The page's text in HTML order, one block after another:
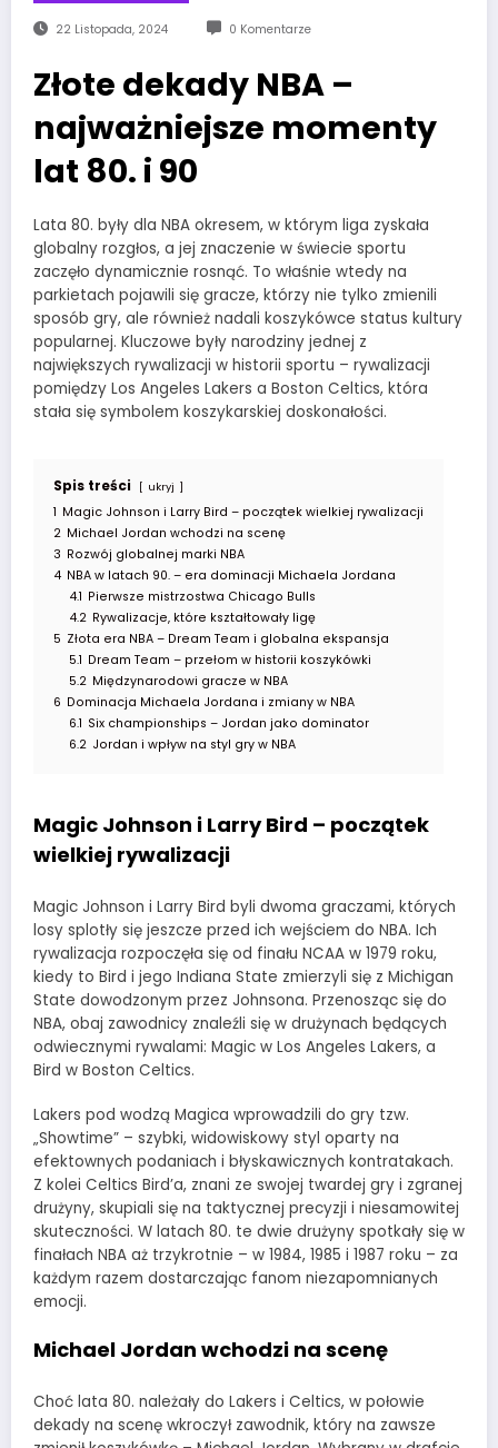
22 Listopada, 2024 0 Komentarze
Złote dekady NBA –
najważniejsze momenty
lat 80. i 90
Lata 80. były dla NBA okresem, w którym liga zyskała
globalny rozgłos, a jej znaczenie w świecie sportu
zaczęło dynamicznie rosnąć. To właśnie wtedy na
parkietach pojawili się gracze, którzy nie tylko zmienili
sposób gry, ale również nadali koszykówce status kultury
popularnej. Kluczowe były narodziny jednej z
największych rywalizacji w historii sportu – rywalizacji
pomiędzy Los Angeles Lakers a Boston Celtics, która
stała się symbolem koszykarskiej doskonałości.
Spis treści ukryj
1 Magic Johnson i Larry Bird – początek wielkiej rywalizacji
2 Michael Jordan wchodzi na scenę
3 Rozwój globalnej marki NBA
4 NBA w latach 90. – era dominacji Michaela Jordana
4.1 Pierwsze mistrzostwa Chicago Bulls
4.2 Rywalizacje, które kształtowały ligę
5 Złota era NBA – Dream Team i globalna ekspansja
5.1 Dream Team – przełom w historii koszykówki
5.2 Międzynarodowi gracze w NBA
6 Dominacja Michaela Jordana i zmiany w NBA
6.1 Six championships – Jordan jako dominator
6.2 Jordan i wpływ na styl gry w NBA
Magic Johnson i Larry Bird – początek
wielkiej rywalizacji
Magic Johnson i Larry Bird byli dwoma graczami, których
losy splotły się jeszcze przed ich wejściem do NBA. Ich
rywalizacja rozpoczęła się od finału NCAA w 1979 roku,
kiedy to Bird i jego Indiana State zmierzyli się z Michigan
State dowodzonym przez Johnsona. Przenosząc się do
NBA, obaj zawodnicy znaleźli się w drużynach będących
odwiecznymi rywalami: Magic w Los Angeles Lakers, a
Bird w Boston Celtics.
Lakers pod wodzą Magica wprowadzili do gry tzw.
„Showtime” – szybki, widowiskowy styl oparty na
efektownych podaniach i błyskawicznych kontratakach.
Z kolei Celtics Bird’a, znani ze swojej twardej gry i zgranej
drużyny, skupiali się na taktycznej precyzji i niesamowitej
skuteczności. W latach 80. te dwie drużyny spotkały się w
finałach NBA aż trzykrotnie – w 1984, 1985 i 1987 roku – za
każdym razem dostarczając fanom niezapomnianych
emocji.
Michael Jordan wchodzi na scenę
Choć lata 80. należały do Lakers i Celtics, w połowie
dekady na scenę wkroczył zawodnik, który na zawsze